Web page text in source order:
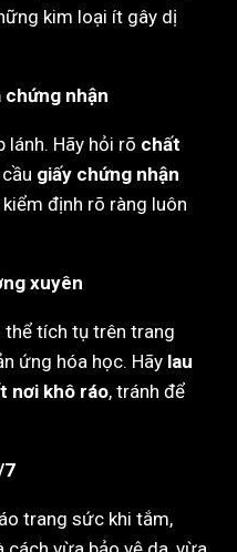
kim loại ít gây dị
chứng nhận
Hãy hỏi rõ chất
giấy chứng nhận
định rõ ràng luôn
xuyên
thể tích tụ trên trang
ứng hóa học. Hãy lau
nơi khô ráo, tránh để
7
trang sức khi tắm,